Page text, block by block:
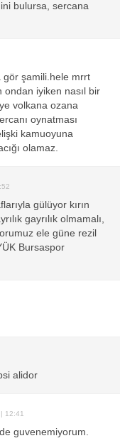
bulursa, sercana
gör şamili.hele mrrt
ondan iyiken nasıl bir
volkana ozana
oynatması
kamuoyuna
olamaz.
gülüyor kırın
gayrılık olmamalı,
ele güne rezil
Bursaspor
alidor
12:41
guvenemiyorum.